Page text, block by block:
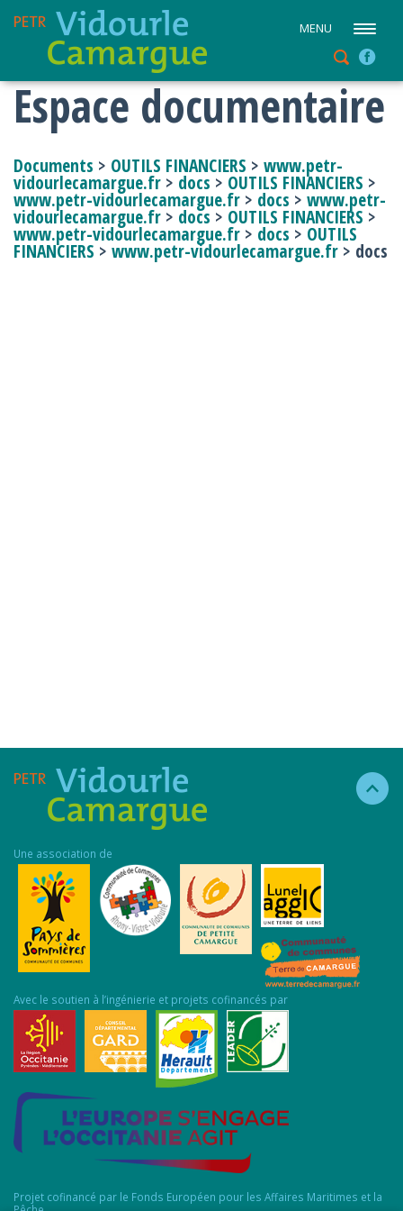
MENU
Espace documentaire
Documents > OUTILS FINANCIERS > www.petr-
vidourlecamargue.fr > docs > OUTILS FINANCIERS >
www.petr-vidourlecamargue.fr > docs > www.petr-
vidourlecamargue.fr > docs > OUTILS FINANCIERS >
www.petr-vidourlecamargue.fr > docs > OUTILS
FINANCIERS > www.petr-vidourlecamargue.fr > docs
Une association de
Avec le soutien à l’ingénierie et projets cofinancés par
Projet cofinancé par le Fonds Européen pour les Affaires Maritimes et la